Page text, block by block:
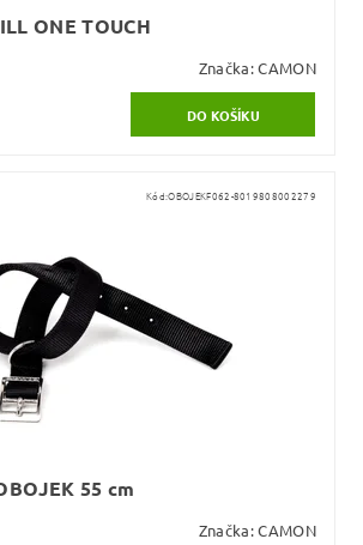
ONE TOUCH
Značka:CAMON
Kód:OBOJEKF062-8019808002279
55 cm
Značka:CAMON